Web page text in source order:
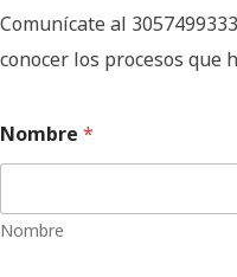
Comunícate al
conocer los procesos que
Nombre *
Nombre